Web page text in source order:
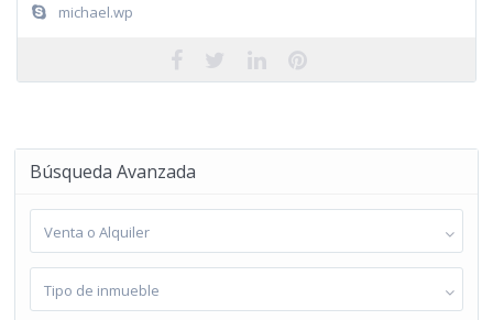
michael.wp
Búsqueda Avanzada
Venta o Alquiler
Tipo de inmueble